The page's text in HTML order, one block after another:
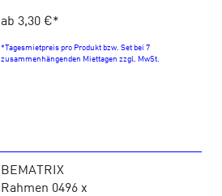
ab 3,30 €*
*Tagesmietpreis pro Produkt bzw. Set bei 7
zusammenhängenden Miettagen zzgl. MwSt.
BEMATRIX
Rahmen 0496 x